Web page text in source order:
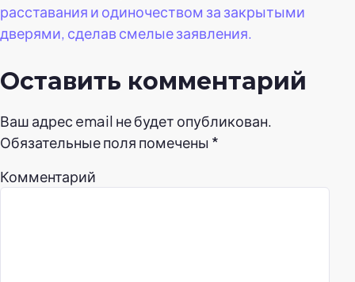
расставания и одиночеством за закрытыми
дверями, сделав смелые заявления.
Оставить комментарий
Ваш адрес email не будет опубликован.
Обязательные поля помечены *
Комментарий